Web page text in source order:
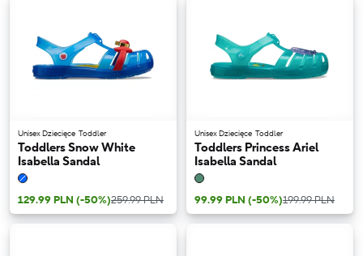
Unisex Dziecięce Toddler
Toddlers Snow White
Isabella Sandal
129.99 PLN (-50%)259.99 PLN
Unisex Dziecięce Toddler
Toddlers Princess Ariel
Isabella Sandal
99.99 PLN (-50%)199.99 PLN